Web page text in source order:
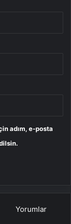
adım, e-posta
Yorumlar